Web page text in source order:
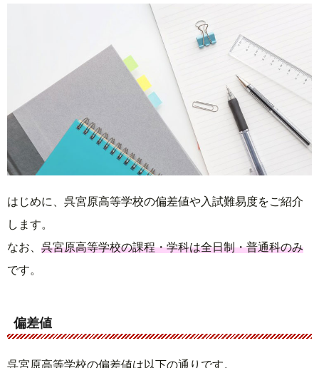
はじめに、呉宮原高等学校の偏差値や入試難易度をご紹介
します。
なお、 呉宮原高等学校の課程・学科は全日制・普通科のみ
です。
偏差値
呉宮原高等学校の偏差値は以下の通りです。